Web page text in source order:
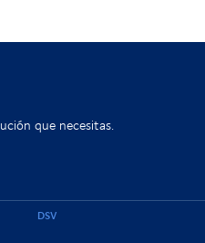
que necesitas.
DSV